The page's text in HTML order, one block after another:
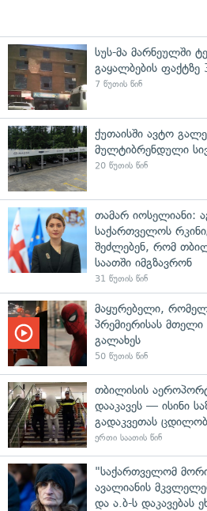
სუს-მა მარნეულში
გაყალბების ფაქტზე
7 წუთის წინ
ქუთაისში ავტო
მულტიბრენდული
20 წუთის წინ
თამარ იოსელიანი:
საქართველოს
შეძლებენ, რომ
საათში იმგზავრონ
31 წუთის წინ
მაყურებელი,
პრემიერისას
გალახეს
50 წუთის წინ
თბილისის
დააკავეს — ისინი
გადაკვეთას
ერთი საათის წინ
"საქართველომ
ავალიანის
და ა.ბ-ს დაკავებას